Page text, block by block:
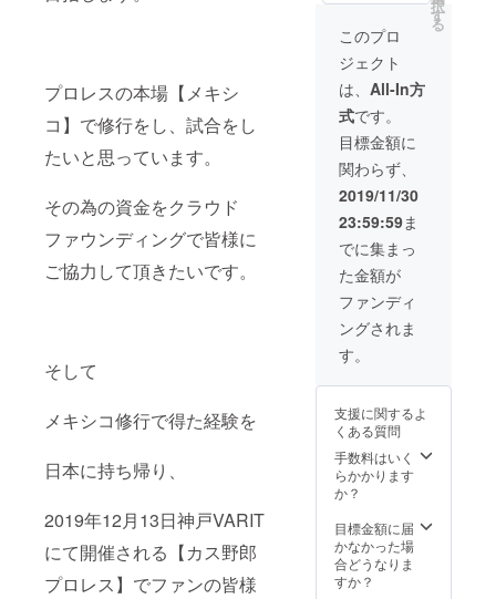
プロレスの本場【メキシ
コ】で修行をし、試合をし
たいと思っています。
その為の資金をクラウド
ファウンディングで皆様に
ご協力して頂きたいです。
そして
メキシコ修行で得た経験を
日本に持ち帰り、
2019年12月13日神戸VARIT
にて開催される【カス野郎
プロレス】でファンの皆様
DVD T
※M・L
からサ
イズを
お選び
下さい​​
メキシ
コ土産
写真
ケット2
枚 レプ
リカマ
スク 旅
の珍道
中非売
品DVD
Tシャツ
※Ｍ・Ｌ
からサ
イズを
お選び
下さい
メキシ
コ土産
写真
択
す
る
このプロ
ジェクト
は、 All-In方
式です。
目標金額に
関わらず、
2019/11/30
23:59:59ま
でに集まっ
た金額が
ファンディ
ングされま
す。
支援に関するよ
くある質問
手数料はいく
らかかります
か？
目標金額に届
かなかった場
合どうなりま
すか？